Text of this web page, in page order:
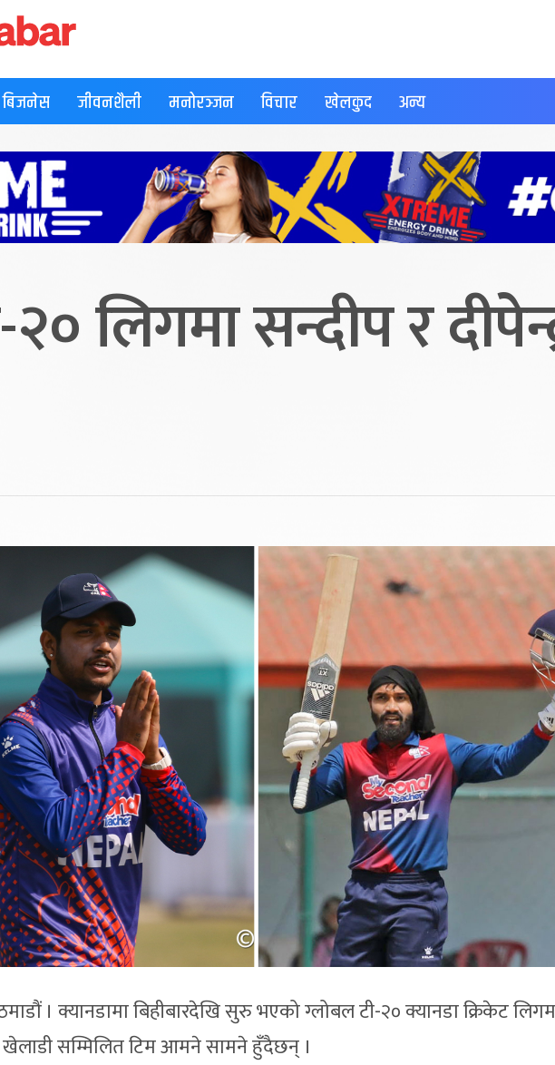
बिजनेस जीवनशैली मनोरञ्जन विचार खेलकुद अन्य
लिगमा सन्दीप र
। क्यानडामा बिहीबारदेखि सुरु भएको ग्लोबल टी-२० क्यानडा क्रिकेट
सम्मिलित टिम आमने सामने हुँदैछन् ।